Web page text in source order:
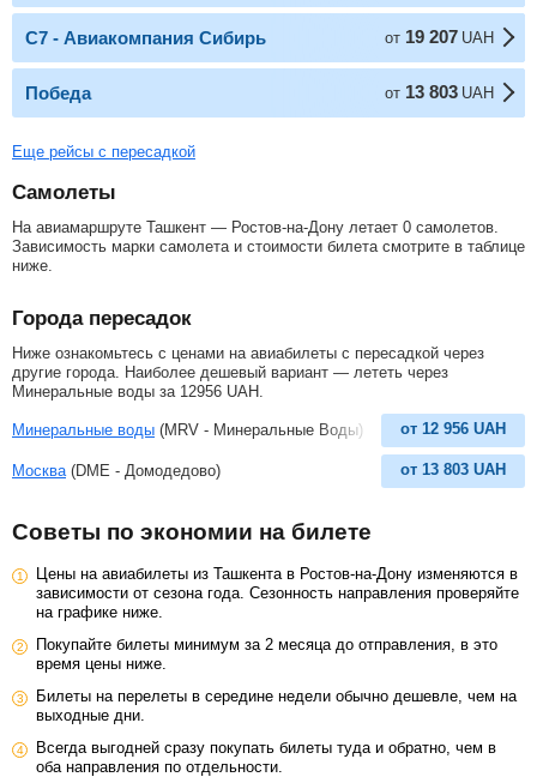
С7 - Авиакомпания Сибирь от 19 207 UAH
Победа от 13 803 UAH
Еще рейсы с пересадкой
Самолеты
На авиамаршруте Ташкент — Ростов-на-Дону летает 0 самолетов.
Зависимость марки самолета и стоимости билета смотрите в таблице
ниже.
Города пересадок
Ниже ознакомьтесь с ценами на авиабилеты с пересадкой через
другие города. Наиболее дешевый вариант — лететь через
Минеральные воды за 12956 UAH
Минеральные воды (MRV - Минеральные Воды) от 12 956 UAH
Москва (DME - Домодедово) от 13 803 UAH
Советы по экономии на билете
Цены на авиабилеты из Ташкента в Ростов-на-Дону изменяются в
зависимости от сезона года. Сезонность направления проверяйте
на графике ниже.
Покупайте билеты минимум за 2 месяца до отправления, в это
время цены ниже.
Билеты на перелеты в середине недели обычно дешевле, чем на
выходные дни.
Всегда выгодней сразу покупать билеты туда и обратно, чем в
оба направления по отдельности.